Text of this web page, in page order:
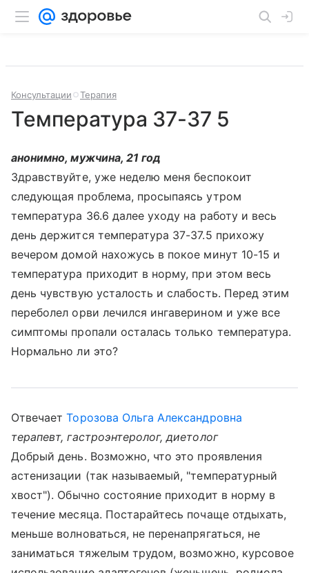
Консультации Терапия
Температура 37-37 5
анонимно, мужчина, 21 год
Здравствуйте, уже неделю меня беспокоит
следующая проблема, просыпаясь утром
температура 36.6 далее уходу на работу и весь
день держится температура 37-37.5 прихожу
вечером домой нахожусь в покое минут 10-15 и
температура приходит в норму, при этом весь
день чувствую усталость и слабость. Перед этим
переболел орви лечился ингаверином и уже все
симптомы пропали осталась только температура.
Нормально ли это?
ОтвечаетТорозова Ольга Александровна
терапевт, гастроэнтеролог, диетолог
Добрый день. Возможно, что это проявления
астенизации (так называемый, "температурный
хвост"). Обычно состояние приходит в норму в
течение месяца. Постарайтесь почаще отдыхать,
меньше волноваться, не перенапрягаться, не
заниматься тяжелым трудом, возможно, курсовое